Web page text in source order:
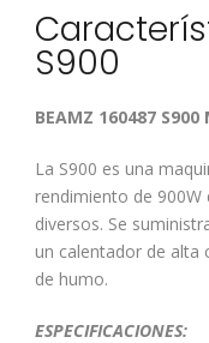
S900
BEAMZ 160487
La S900 es una
rendimiento de
diversos. Se
un calentador de alta
de humo.
ESPECIFICACIONES: